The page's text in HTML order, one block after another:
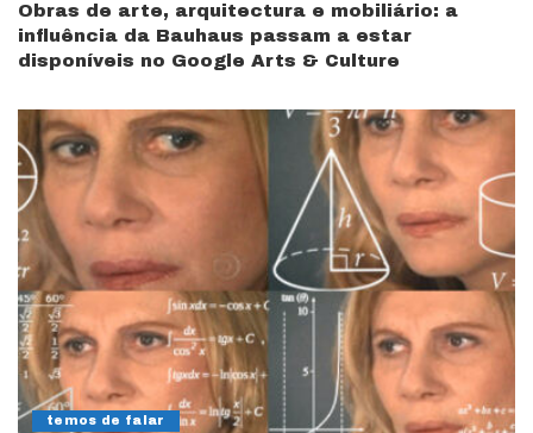
Obras de arte, arquitectura e mobiliário: a
influência da Bauhaus passam a estar
disponíveis no Google Arts & Culture
temos de falar